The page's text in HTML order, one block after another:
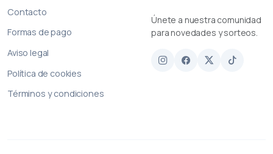
Contacto
Formas de pago
Aviso legal
Política de cookies
Términos y condiciones
Únete a nuestra comunidad
para novedades y sorteos.